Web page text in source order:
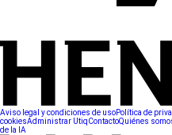
Aviso legal y condiciones de usoPolítica de
cookiesAdministrar UtiqContactoQuiénes
de la IA